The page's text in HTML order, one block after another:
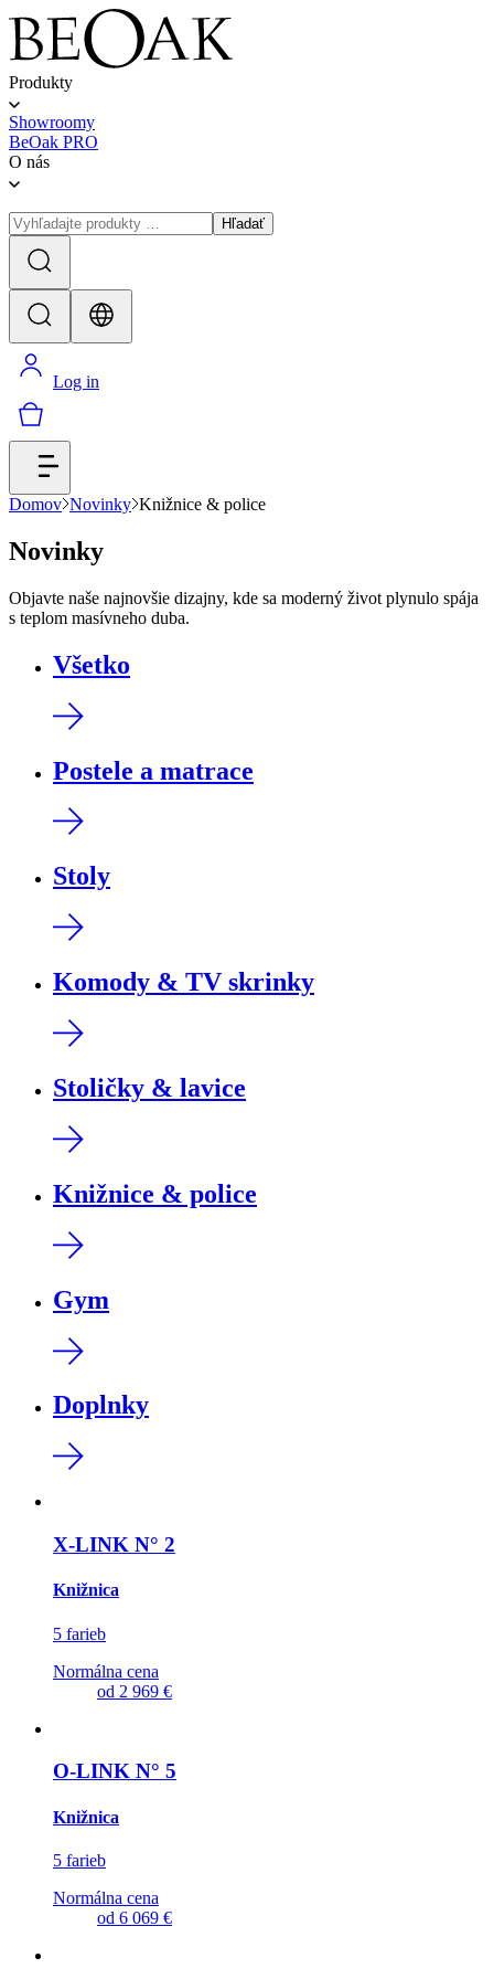
Produkty
Showroomy
BeOak PRO
O nás
Hľadať
Log in
Domov Novinky Knižnice & police
Novinky
Objavte naše najnovšie dizajny, kde sa moderný život plynulo spája
s teplom masívneho duba.
Všetko
Postele a matrace
Stoly
Komody & TV skrinky
Stoličky & lavice
Knižnice & police
Gym
Doplnky
X-LINK N° 2
Knižnica
5 farieb
Normálna cena
od 2 969 €
O-LINK N° 5
Knižnica
5 farieb
Normálna cena
od 6 069 €